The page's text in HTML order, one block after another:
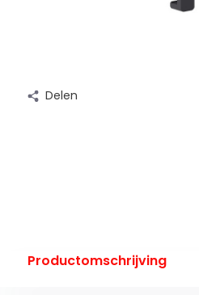
Delen
Productomschrijving